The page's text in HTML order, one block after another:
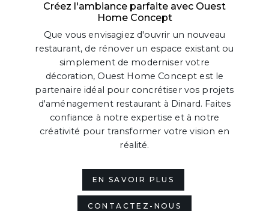
Créez l'ambiance parfaite avec Ouest
Home Concept
Que vous envisagiez d'ouvrir un nouveau
restaurant, de rénover un espace existant ou
simplement de moderniser votre
décoration, Ouest Home Concept est le
partenaire idéal pour concrétiser vos projets
d'aménagement restaurant à Dinard. Faites
confiance à notre expertise et à notre
créativité pour transformer votre vision en
réalité.
EN SAVOIR PLUS
CONTACTEZ-NOUS